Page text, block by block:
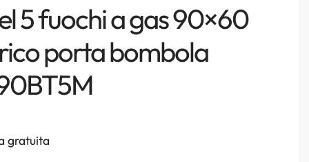
5 fuochi a gas 90×60
porta bombola
gratuita